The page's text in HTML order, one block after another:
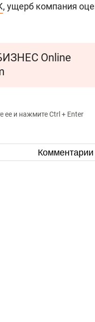
, ущерб компания
Online
ее и нажмите Ctrl + Enter
Комментарии